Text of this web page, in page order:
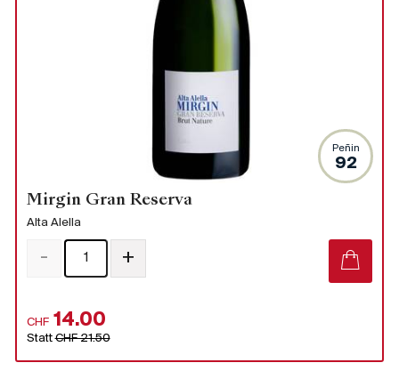
Peñin
92
Mirgin Gran Reserva
Alta Alella
CHF 14.00
StattCHF 21.50
- +